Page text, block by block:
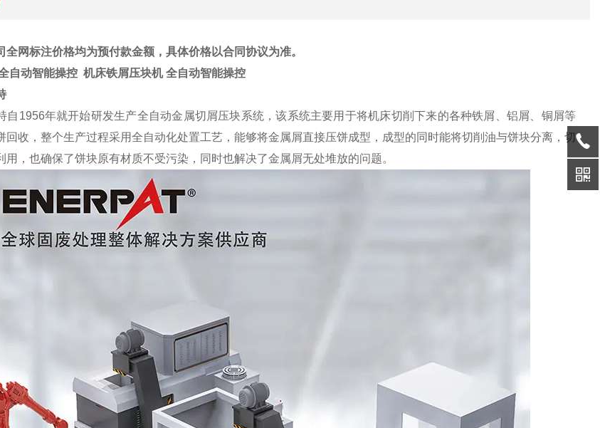
全网标注价格均为预付款金额，具体价格以合同协议为准。
自动智能操控 机床铁屑压块机 全自动智能操控
自1956年就开始研发生产全自动金属切屑压块系统，该系统主要用于将机床切削下来的各种铁屑、铝屑、铜屑等
回收，整个生产过程采用全自动化处置工艺，能够将金属屑直接压饼成型，成型的同时能将切削油与饼块分离，切
用，也确保了饼块原有材质不受污染，同时也解决了金属屑无处堆放的问题。